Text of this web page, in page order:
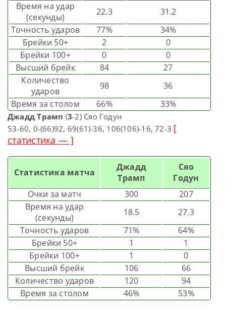
Время на удар
(секунды)
22.3
31.2
Точность ударов
77%
34%
Брейки 50+
2
0
Брейки 100+
0
0
Высший брейк
84
27
Количество
ударов
98
36
Время за столом
66% 33%
Джадд Трамп (3-2) Сяо Годун
53-60, 0-(66)92, 69(61)-36, 106(106)-16, 72-3 [
статистика — ]
Статистика матча
Джадд
Трамп
Сяо
Годун
Очки за матч
300
207
Время на удар
(секунды)
18.5
27.3
Точность ударов
71%
64%
Брейки 50+
1
1
Брейки 100+
1
0
Высший брейк
106
66
Количество ударов
120
94
Время за столом
46% 53%